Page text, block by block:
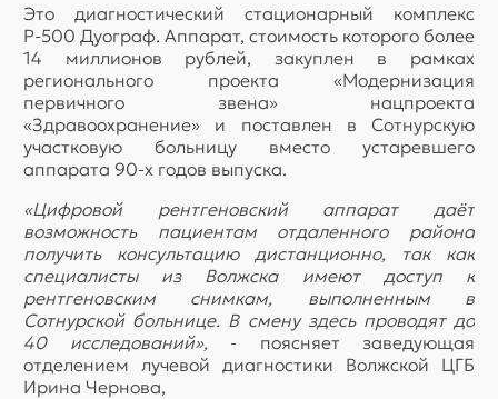
Это диагностический стационарный комплекс
Р-500 Дуограф. Аппарат, стоимость которого более
14 миллионов рублей, закуплен в рамках
регионального проекта «Модернизация
первичного звена» нацпроекта
«Здравоохранение» и поставлен в Сотнурскую
участковую больницу вместо устаревшего
аппарата 90-х годов выпуска.
«Цифровой рентгеновский аппарат даёт
возможность пациентам отдаленного района
получить консультацию дистанционно, так как
специалисты из Волжска имеют доступ к
рентгеновским снимкам, выполненным в
Сотнурской больнице. В смену здесь проводят до
40 исследований», - поясняет заведующая
отделением лучевой диагностики Волжской ЦГБ
Ирина Чернова,